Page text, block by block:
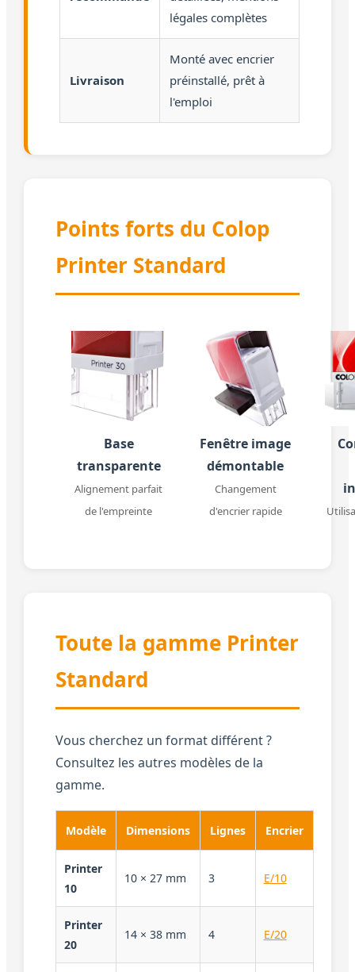
légales complètes
Livraison
Monté avec encrier
préinstallé, prêt à
l'emploi
Points forts du Colop
Printer Standard
Base
transparente
Alignement parfait
de l'empreinte
Fenêtre image
démontable
Changement
d'encrier rapide
Toute la gamme Printer
Standard
Vous cherchez un format différent ?
Consultez les autres modèles de la
gamme.
Modèle Dimensions Lignes Encrier
Printer
10
10 × 27 mm 3 E/10
Printer
20
14 × 38 mm 4 E/20